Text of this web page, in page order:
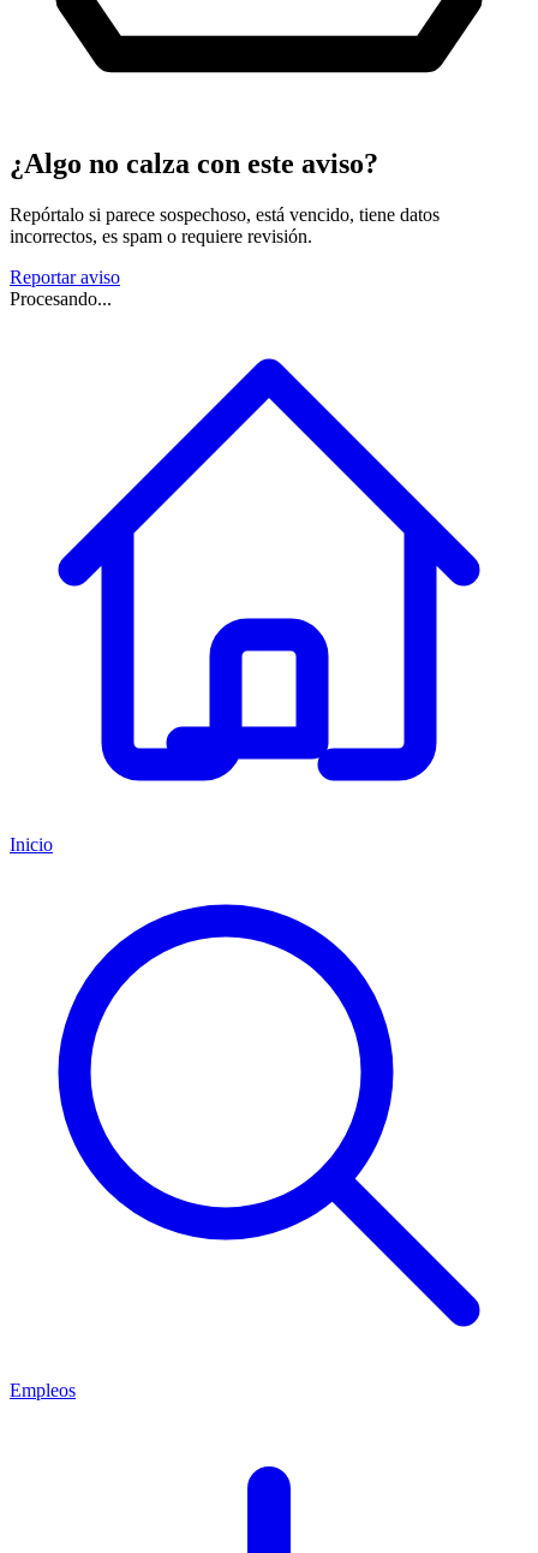
¿Algo no calza con este aviso?
Repórtalo si parece sospechoso, está vencido, tiene datos
incorrectos, es spam o requiere revisión.
Reportar aviso
Procesando...
Inicio
Empleos